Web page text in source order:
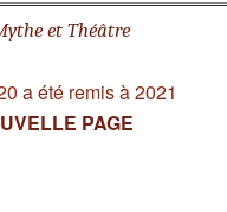
et Théâtre
a été remis à 2021
PAGE